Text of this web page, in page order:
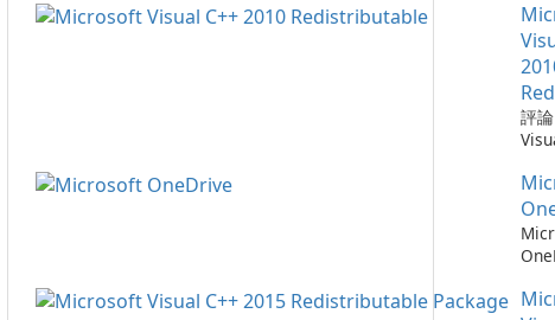
您
容
需
仔
自
會
腦
序
點
它
找
最
擁
務
旨
高
提
入
現
與
面
及
瀏
器
全
深
統
加
能
制
目
創
戶
評
by
發
365